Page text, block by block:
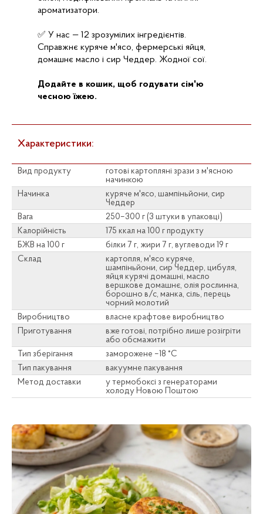
ароматизатори.
✅ У нас — 12 зрозумілих інгредієнтів.
Справжнє куряче м'ясо, фермерські яйця,
домашнє масло і сир Чеддер. Жодної сої.
Додайте в кошик, щоб годувати сім'ю
чесною їжею.
Характеристики:
Вид продукту
готові картопляні зрази з м'ясною
начинкою
Начинка
куряче м'ясо, шампіньйони, сир
Чеддер
Вага
250–300 г (3 штуки в упаковці)
Калорійність
175 ккал на 100 г продукту
БЖВ на 100 г
білки 7 г, жири 7 г, вуглеводи 19 г
Склад
картопля, м'ясо куряче,
шампіньйони, сир Чеддер, цибуля,
яйця курячі домашні, масло
вершкове домашнє, олія рослинна,
борошно в/с, манка, сіль, перець
чорний молотий
Виробництво
власне крафтове виробництво
Приготування
вже готові, потрібно лише розігріти
або обсмажити
Тип зберігання
заморожене –18 °C
Тип пакування
вакуумне пакування
Метод доставки
у термобоксі з генераторами
холоду Новою Поштою